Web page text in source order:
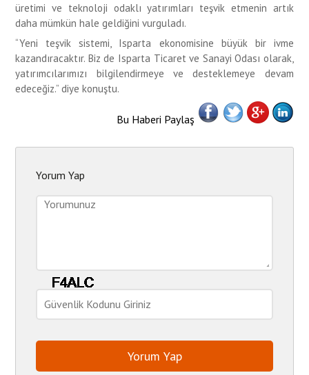
üretimi ve teknoloji odaklı yatırımları teşvik etmenin artık
daha mümkün hale geldiğini vurguladı.
“Yeni teşvik sistemi, Isparta ekonomisine büyük bir ivme
kazandıracaktır. Biz de Isparta Ticaret ve Sanayi Odası olarak,
yatırımcılarımızı bilgilendirmeye ve desteklemeye devam
edeceğiz.” diye konuştu.
Bu Haberi Paylaş
Yorum Yap